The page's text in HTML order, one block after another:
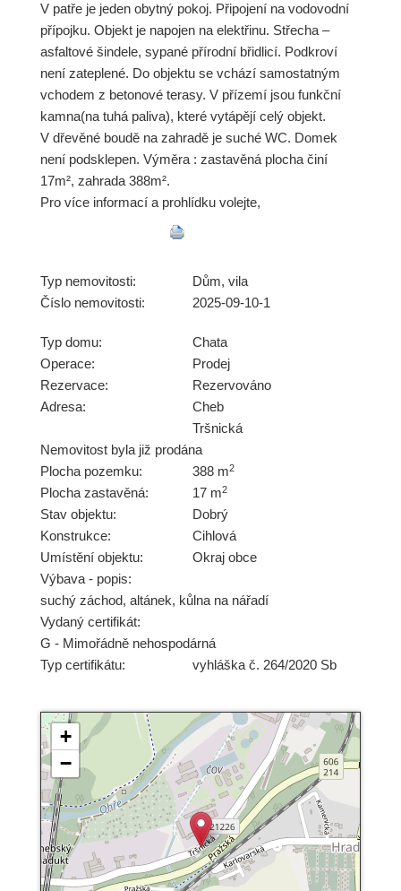
V patře je jeden obytný pokoj. Připojení na vodovodní
přípojku. Objekt je napojen na elektřinu. Střecha –
asfaltové šindele, sypané přírodní břidlicí. Podkroví
není zateplené. Do objektu se vchází samostatným
vchodem z betonové terasy. V přízemí jsou funkční
kamna(na tuhá paliva), které vytápějí celý objekt.
V dřevěné boudě na zahradě je suché WC. Domek
není podsklepen. Výměra : zastavěná plocha činí
17m², zahrada 388m².
Pro více informací a prohlídku volejte,
Typ nemovitosti:
Dům, vila
Číslo nemovitosti:
2025-09-10-1
Typ domu:
Chata
Operace:
Prodej
Rezervace:
Rezervováno
Adresa:
Cheb
Tršnická
Nemovitost byla již prodána
Plocha pozemku:
388 m2
Plocha zastavěná: 17 m2
Stav objektu:
Dobrý
Konstrukce:
Cihlová
Umístění objektu:
Okraj obce
Výbava - popis:
suchý záchod, altánek, kůlna na nářadí
Vydaný certifikát:
G - Mimořádně nehospodárná
Typ certifikátu:
vyhláška č. 264/2020 Sb
+
−